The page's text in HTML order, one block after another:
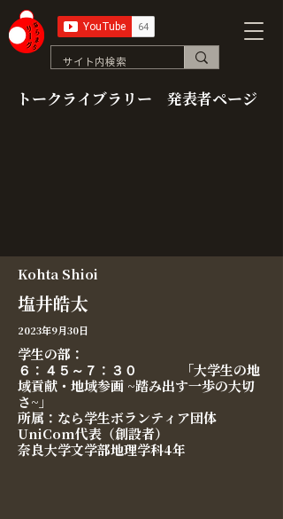
トークライブラリー 発表者ページ
Kohta Shioi
塩井皓太
2023年9月30日
学生の部：
６：４５～７：３０ 「大学生の地
域貢献・地域参画 ~踏み出す一歩の大切
さ~」
所属：なら学生ボランティア団体
UniCom代表（創設者）
奈良大学文学部地理学科4年